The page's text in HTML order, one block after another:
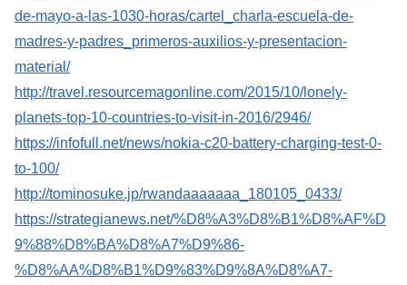
de-mayo-a-las-1030-horas/cartel_charla-escuela-de-
madres-y-padres_primeros-auxilios-y-presentacion-
material/
http://travel.resourcemagonline.com/2015/10/lonely-
planets-top-10-countries-to-visit-in-2016/2946/
https://infofull.net/news/nokia-c20-battery-charging-test-0-
to-100/
http://tominosuke.jp/rwandaaaaaaa_180105_0433/
https://strategianews.net/%D8%A3%D8%B1%D8%AF%D
9%88%D8%BA%D8%A7%D9%86-
%D8%AA%D8%B1%D9%83%D9%8A%D8%A7-